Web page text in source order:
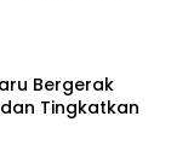
Bergerak
Tingkatkan